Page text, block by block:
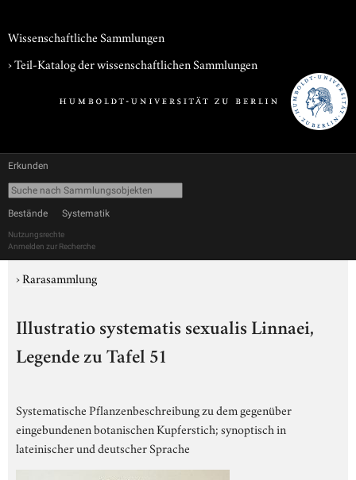
Wissenschaftliche Sammlungen
› Teil-Katalog der wissenschaftlichen Sammlungen
Erkunden
Bestände Systematik
Nutzungsrechte
Anmelden zur Recherche
›Rarasammlung
Illustratio systematis sexualis Linnaei,
Legende zu Tafel 51
Systematische Pflanzenbeschreibung zu dem gegenüber
eingebundenen botanischen Kupferstich; synoptisch in
lateinischer und deutscher Sprache